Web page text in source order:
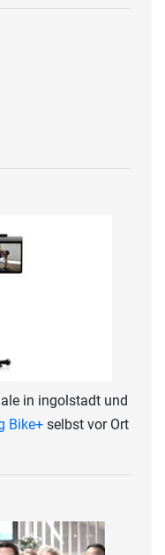
in ingolstadt und
Bike+ selbst vor Ort